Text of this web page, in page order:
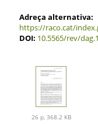
Adreça alternativa:
https://raco.cat/
DOI: 10.5565/rev/
26 p, 368.2 KB